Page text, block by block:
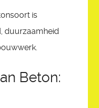
is
duurzaamheid
Beton: